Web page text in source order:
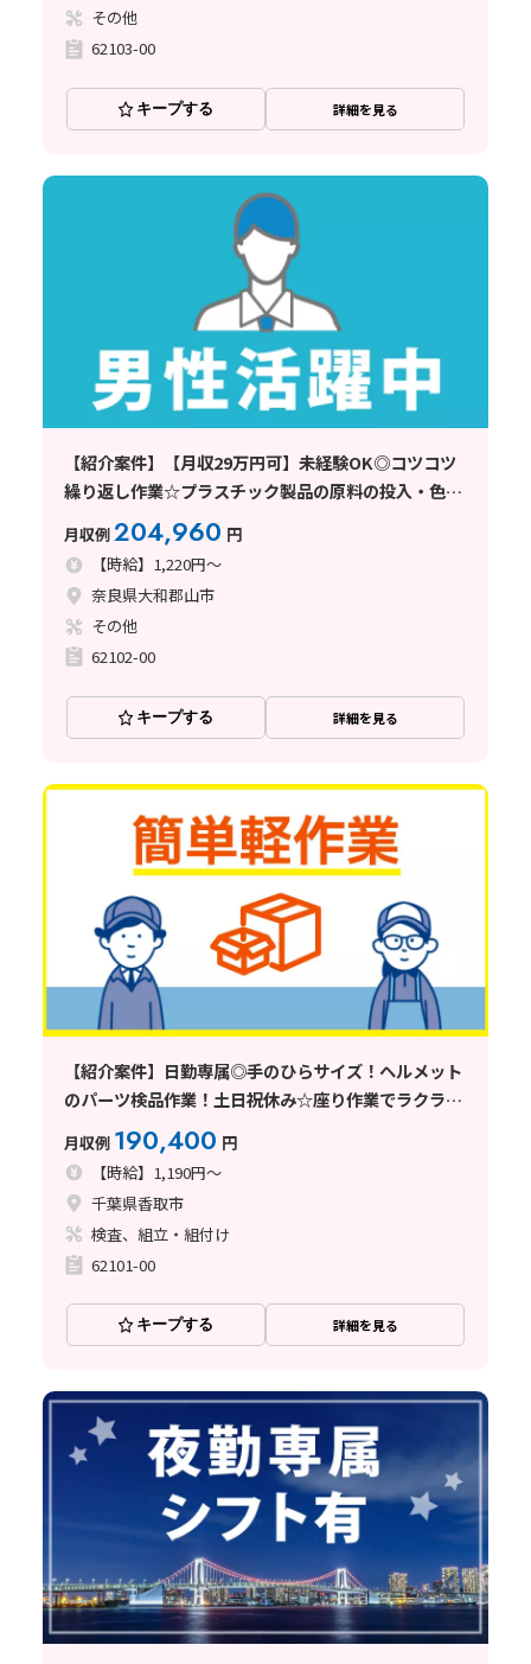
その他
62103-00
キープする 詳細を見る
【紹介案件】【月収29万円可】未経験OK◎コツコツ
繰り返し作業☆プラスチック製品の原料の投入・色付
月収例204,960 円
【時給】1,220円～
奈良県大和郡山市
その他
62102-00
キープする 詳細を見る
【紹介案件】日勤専属◎手のひらサイズ！ヘルメット
のパーツ検品作業！土日祝休み☆座り作業でラクラ
ク！基本残業なし◎
月収例 190,400 円
【時給】1,190円～
千葉県香取市
検査、組立・組付け
62101-00
キープする 詳細を見る